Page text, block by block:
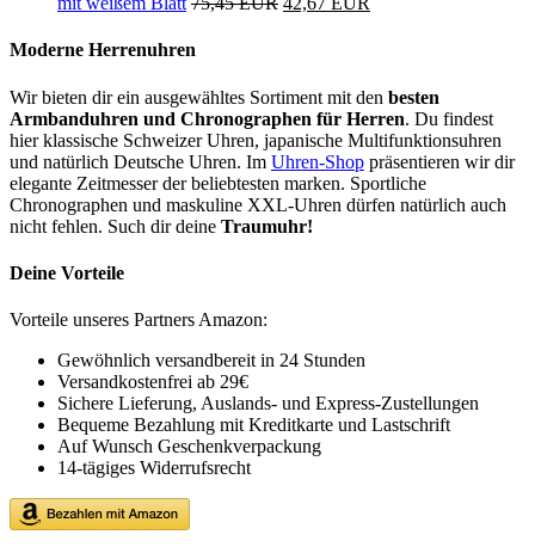
Moderne Herrenuhren
Wir bieten dir ein ausgewähltes Sortiment mit den besten
Armbanduhren und Chronographen für Herren. Du findest
hier klassische Schweizer Uhren, japanische Multifunktionsuhren
und natürlich Deutsche Uhren. Im Uhren-Shop präsentieren wir dir
elegante Zeitmesser der beliebtesten marken. Sportliche
Chronographen und maskuline XXL-Uhren dürfen natürlich auch
nicht fehlen. Such dir deine Traumuhr!
Deine Vorteile
Vorteile unseres Partners Amazon:
Gewöhnlich versandbereit in 24 Stunden
Versandkostenfrei ab 29€
Sichere Lieferung, Auslands- und Express-Zustellungen
Bequeme Bezahlung mit Kreditkarte und Lastschrift
Auf Wunsch Geschenkverpackung
14-tägiges Widerrufsrecht